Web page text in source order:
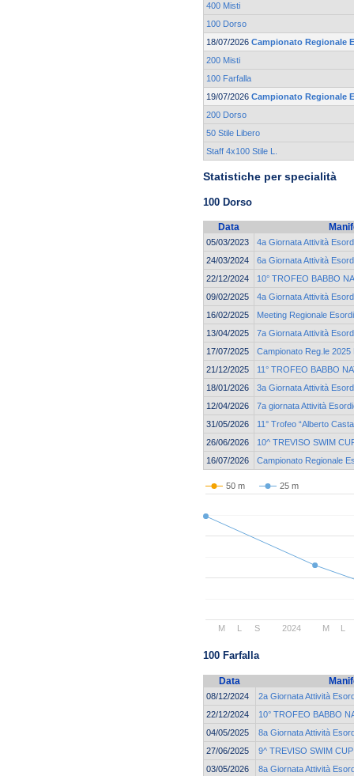
400 Misti
100 Dorso
18/07/2026 Campionato Regionale
200 Misti
100 Farfalla
19/07/2026 Campionato Regionale
200 Dorso
50 Stile Libero
Staff 4x100 Stile L.
Statistiche per specialità
100 Dorso
Data
05/03/2023
4a Giornata Attività
24/03/2024
6a Giornata Attività
22/12/2024
10° TROFEO BABBO
09/02/2025
4a Giornata Attività
16/02/2025
Meeting Regionale
13/04/2025
7a Giornata Attività
17/07/2025
Campionato Reg.le
21/12/2025
11° TROFEO BABBO
18/01/2026
3a Giornata Attività
12/04/2026
7a giornata Attività
31/05/2026
11° Trofeo “Alberto
26/06/2026
10^ TREVISO SWIM
16/07/2026
Campionato Regionale
50 m 25 m
2024
M S M
100 Farfalla
Data
08/12/2024
2a Giornata Attività
22/12/2024
10° TROFEO BABBO
04/05/2025
8a Giornata Attività
27/06/2025
9^ TREVISO SWIM CUP
03/05/2026
8a Giornata Attività